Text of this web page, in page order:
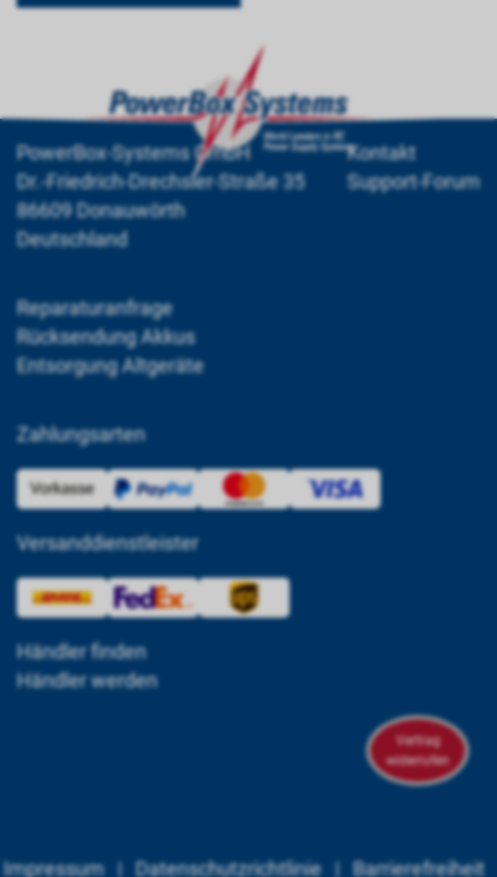
PowerBox-Systems GmbH
Dr.-Friedrich-Drechsler-Straße 35
86609 Donauwörth
Deutschland
Kontakt
Support-Forum
Reparaturanfrage
Rücksendung Akkus
Entsorgung Altgeräte
Zahlungsarten
Versanddienstleister
Händler finden
Händler werden
Vertrag
widerrufen
Impressum| Datenschutzrichtlinie|Barrierefreiheit